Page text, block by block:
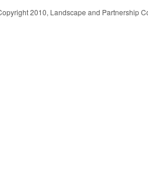
2010, Landscape and Partnership